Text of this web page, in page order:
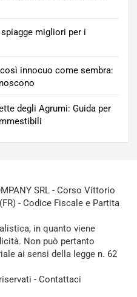
migliori per i
innocuo come sembra:
degli Agrumi: Guida per
SRL - Corso Vittorio
- Codice Fiscale e Partita
in quanto viene
Non può pertanto
ai sensi della legge n. 62
- Contattaci